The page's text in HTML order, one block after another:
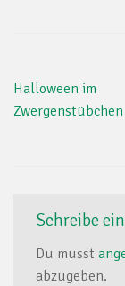
Halloween im
Zwergenstübchen
Schreibe
Du musst
abzugeben.